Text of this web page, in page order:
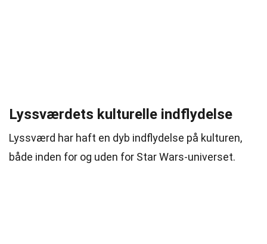
Lyssværdets kulturelle indflydelse
Lyssværd har haft en dyb indflydelse på kulturen,
både inden for og uden for Star Wars-universet.